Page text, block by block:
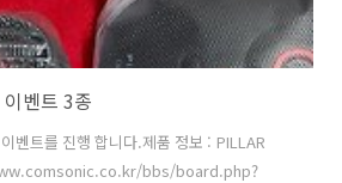
벤트 3종
벤트를 진행 합니다.제품 정보 : PILLAR
bbs/board.php?